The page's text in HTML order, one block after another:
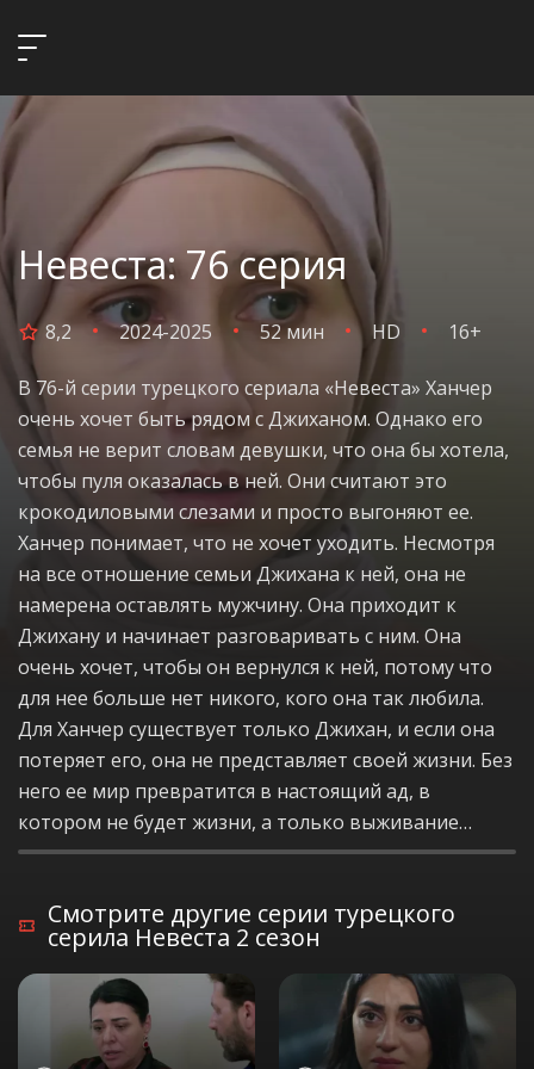
Невеста: 76 серия
8,2 2024-2025 52 мин HD 16+
В 76-й серии турецкого сериала «Невеста» Ханчер
очень хочет быть рядом с Джиханом. Однако его
семья не верит словам девушки, что она бы хотела,
чтобы пуля оказалась в ней. Они считают это
крокодиловыми слезами и просто выгоняют ее.
Ханчер понимает, что не хочет уходить. Несмотря
на все отношение семьи Джихана к ней, она не
намерена оставлять мужчину. Она приходит к
Джихану и начинает разговаривать с ним. Она
очень хочет, чтобы он вернулся к ней, потому что
для нее больше нет никого, кого она так любила.
Для Ханчер существует только Джихан, и если она
потеряет его, она не представляет своей жизни. Без
него ее мир превратится в настоящий ад, в
котором не будет жизни, а только выживание…
Смотрите другие серии турецкого
серила Невеста 2 сезон